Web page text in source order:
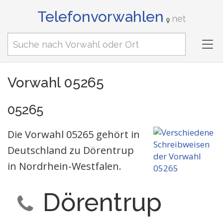
Telefonvorwahlen net
Vorwahl 05265
05265
Die Vorwahl 05265 gehört in
Deutschland zu Dörentrup
in Nordrhein-Westfalen.
Dörentrup